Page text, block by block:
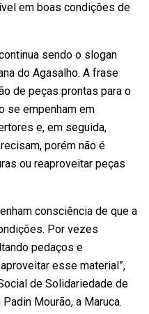
em boas condições de
sendo o slogan
do Agasalho. A frase
de peças prontas para o
se empenham em
e, em seguida,
porém não é
ou reaproveitar peças
consciência de que a
Por vezes
pedaços e
esse material”,
de Solidariedade de
Mourão, a Maruca.